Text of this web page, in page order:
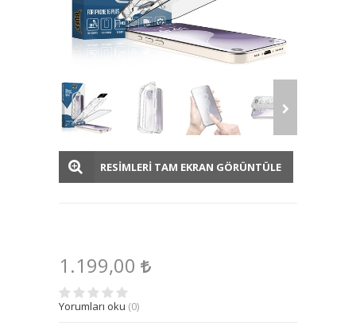
RESİMLERİ TAM EKRAN GÖRÜNTÜLE
1.199,00
Yorumları oku (0)